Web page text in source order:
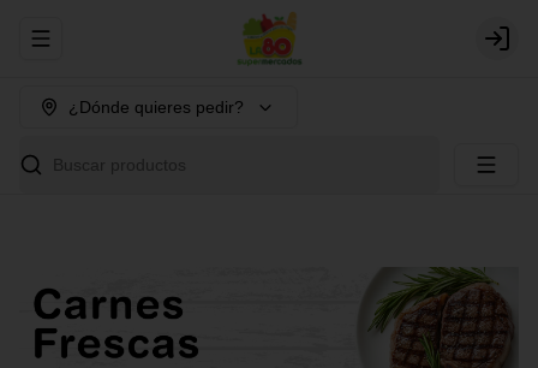
Abrir menu de navegación Login
¿Dónde quieres pedir?
Buscar productos